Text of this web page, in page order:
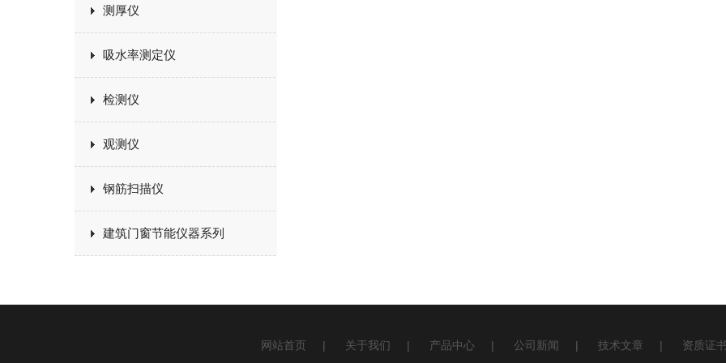
测厚仪
吸水率测定仪
检测仪
观测仪
钢筋扫描仪
建筑门窗节能仪器系列
网站首页 | 关于我们 | 产品中心 | 公司新闻 | 技术文章 | 资质证书